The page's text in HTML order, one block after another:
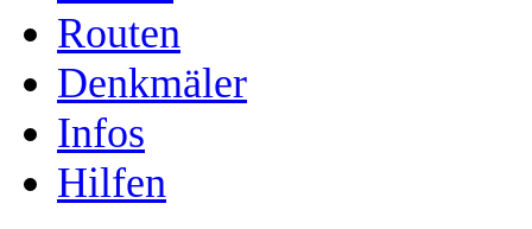
Routen
Denkmäler
Infos
Hilfen